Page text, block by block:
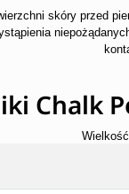
skóry przed
Chalk